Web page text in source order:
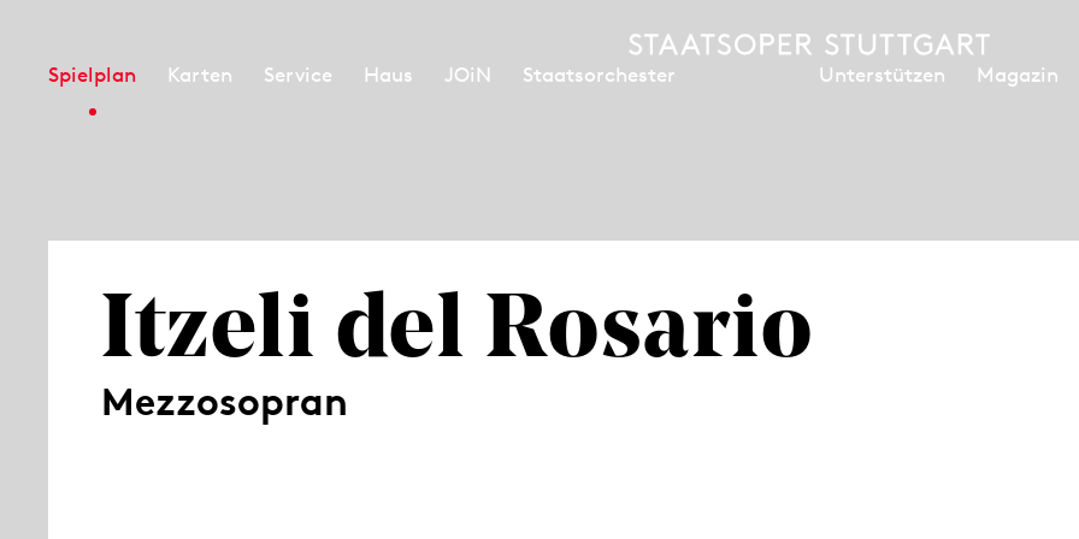
Spielplan Karten Service Haus JOiN Staatsorchester Unterstützen Magazin
Itzeli del Rosario
Mezzosopran